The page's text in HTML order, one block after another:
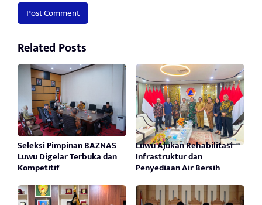
Related Posts
Seleksi Pimpinan BAZNAS
Luwu Digelar Terbuka dan
Kompetitif
Luwu Ajukan Rehabilitasi
Infrastruktur dan
Penyediaan Air Bersih